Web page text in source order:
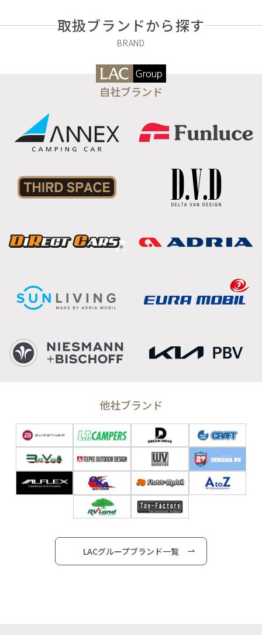
取扱ブランドから探す
自社ブランド
他社ブランド
LACグループブランド一覧